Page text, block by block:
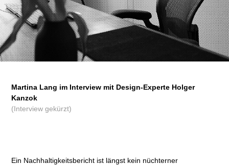
Martina Lang im Interview mit Design-Experte Holger
Kanzok
(Interview gekürzt)
Ein Nachhaltigkeitsbericht ist längst kein nüchterner